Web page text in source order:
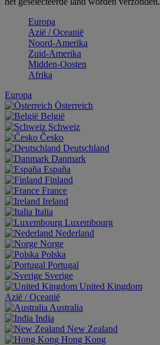
Europa
Aziё / Oceaniё
Noord-Amerika
Zuid-Amerika
Midden-Oosten
Afrika
Europa
Österreich
België
Schweiz
Česko
Deutschland
Danmark
España
Finland
France
Ireland
Italia
Luxembourg
Nederland
Norge
Polska
Portugal
Sverige
United Kingdom
Aziё / Oceaniё
Australia
India
New Zealand
Hong Kong